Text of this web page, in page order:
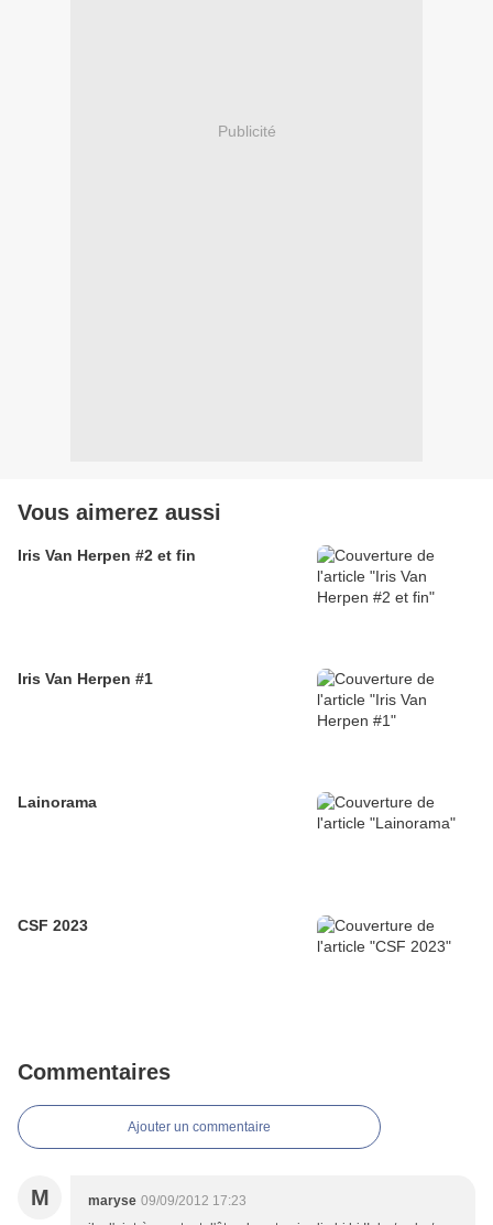
Publicité
Vous aimerez aussi
Iris Van Herpen #2 et fin
Iris Van Herpen #1
Lainorama
CSF 2023
Commentaires
Ajouter un commentaire
M maryse 09/09/2012 17:23